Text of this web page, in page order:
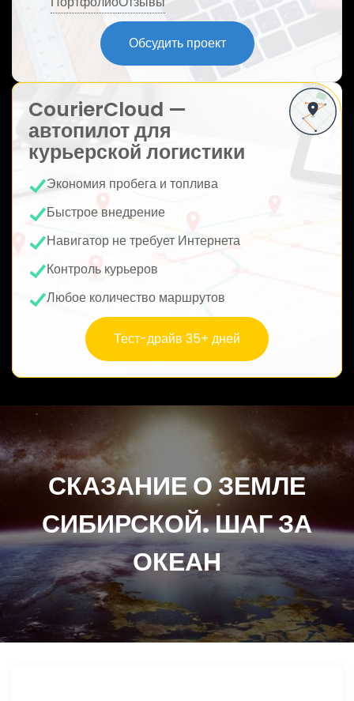
Обсудить проект
CourierCloud —
автопилот для
курьерской логистики
Экономия пробега и топлива
Быстрое внедрение
Навигатор не требует Интернета
Контроль курьеров
Любое количество маршрутов
Тест-драйв 35+ дней
СКАЗАНИЕ О ЗЕМЛЕ
СИБИРСКОЙ. ШАГ ЗА
ОКЕАН